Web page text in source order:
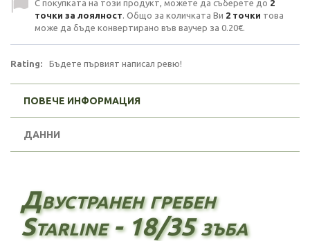
С покупката на този продукт, можете да съберете до 2
точки за лоялност. Общо за количката Ви 2 точки това
може да бъде конвертирано във ваучер за 0.20€.
Rating: Бъдете първият написал ревю!
ПОВЕЧЕ ИНФОРМАЦИЯ
ДАННИ
Двустранен гребен
Starline - 18/35 зъба